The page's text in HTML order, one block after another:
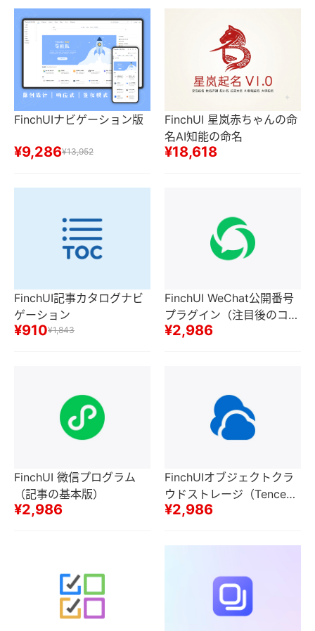
FinchUIナビゲーション版
¥9,286¥13,952
FinchUI 星岚赤ちゃんの命
名AI知能の命名
¥18,618
FinchUI記事カタログナビ
ゲーション
¥910¥1,843
FinchUI WeChat公開番号
プラグイン（注目後のコン
テンツを隠し、公開番号ド
¥2,986
FinchUI 微信プログラム
（記事の基本版）
¥2,986
FinchUIオブジェクトクラ
ウドストレージ（Tencent
Cloud COS、Alibaba Clo
d Kodo、Huawei Cloud O
¥2,986